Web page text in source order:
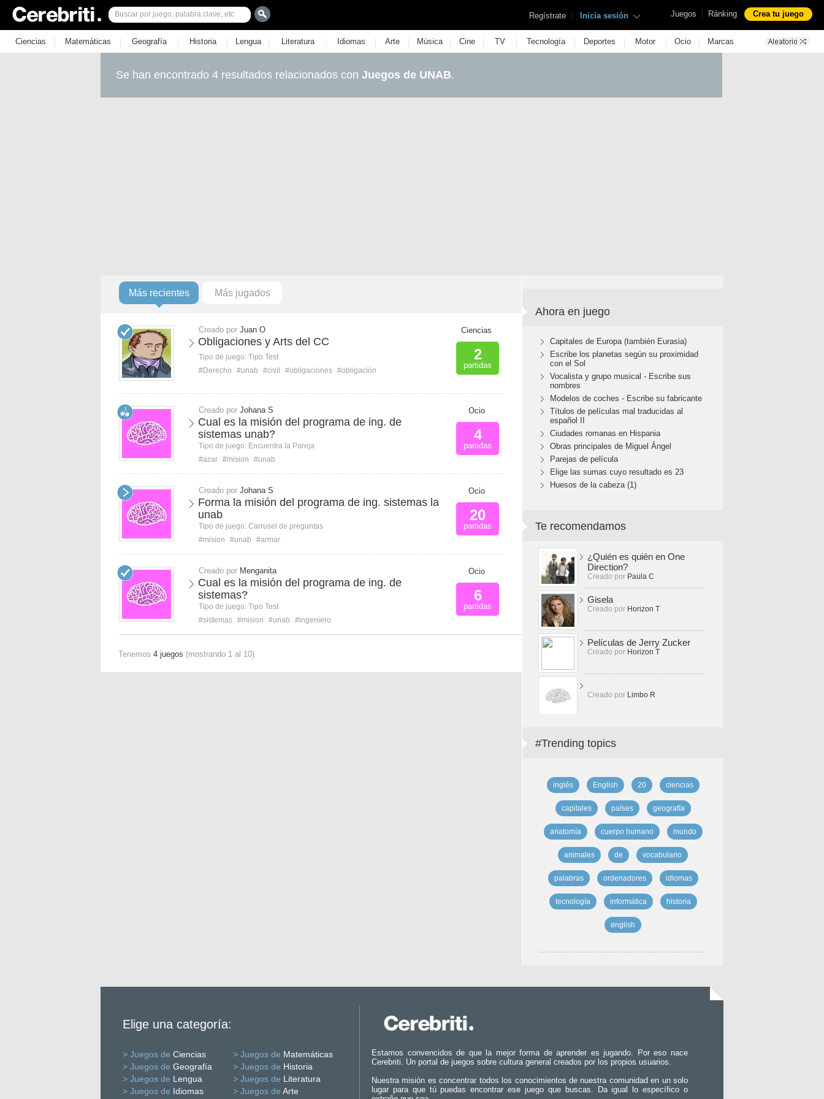
Juegos | Ránking Crea tu juego
Regístrate | Inicia sesión
Ciencias | Matemáticas | Geografía | Historia | Lengua | Literatura | Idiomas | Arte | Música | Cine | TV | Tecnología | Deportes | Motor | Ocio | Marcas
Se han encontrado 4 resultados relacionados con Juegos de UNAB.
Más recientes Más jugados
Creado por Juan O
Obligaciones y Arts del CC
Tipo de juego: Tipo Test
#Derecho
#unab #civil #obligaciones #obligación
Ciencias
2
partidas
Creado por Johana S
Cual es la misión del programa de ing. de
sistemas unab?
Tipo de juego: Encuentra la Pareja
#azar #mision #unab
Ocio
4
partidas
Creado por Johana S
Forma la misión del programa de ing. sistemas la
unab
Tipo de juego: Carrusel de preguntas
#mision
#unab #armar
Ocio
20
partidas
Creado por Menganita
Cual es la misión del programa de ing. de
sistemas?
Tipo de juego: Tipo Test
#sistemas #mision #unab #ingeniero
Ocio
6
partidas
Tenemos 4 juegos (mostrando 1 al 10)
Ahora en juego
Capitales de Europa (también Eurasia)
Escribe los planetas según su proximidad
con el Sol
Vocalista y grupo musical - Escribe sus
nombres
Modelos de coches - Escribe su fabricante
Títulos de películas mal traducidas al
español II
Ciudades romanas en Hispania
Obras principales de Miguel Ángel
Parejas de película
Elige las sumas cuyo resultado es 23
Huesos de la cabeza (1)
Te recomendamos
¿Quién es quién en One
Direction?
Creado por Paula C
Gisela
Creado por Horizon T
Películas de Jerry Zucker
Creado por Horizon T
Creado por Limbo R
#Trending topics
inglés English 20 ciencias
capitales países geografía
anatomía cuerpo humano mundo
animales de vocabulario
palabras ordenadores idiomas
tecnología informática historia
english
Elige una categoría:
> Juegos de Ciencias > Juegos de Matemáticas
> Juegos de Geografía > Juegos de Historia
> Juegos de Lengua > Juegos de Literatura
> Juegos de Idiomas > Juegos de Arte
Estamos convencidos de que la mejor forma de aprender es jugando. Por eso nace
Cerebriti. Un portal de juegos sobre cultura general creados por los propios usuarios.
Nuestra misión es concentrar todos los conocimientos de nuestra comunidad en un solo
lugar para que tú puedas encontrar ese juego que buscas. Da igual lo específico o